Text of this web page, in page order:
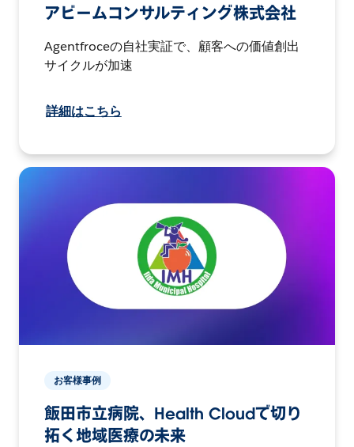
アビームコンサルティング株式会社
Agentfroceの自社実証で、顧客への価値創出
サイクルが加速
詳細はこちら
お客様事例
飯田市立病院、Health Cloudで切り
拓く地域医療の未来